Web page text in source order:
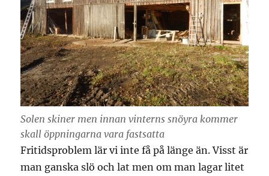
Solen skiner men innan vinterns snöyra kommer
skall öppningarna vara fastsatta
Fritidsproblem lär vi inte få på länge än. Visst är
man ganska slö och lat men om man lagar litet